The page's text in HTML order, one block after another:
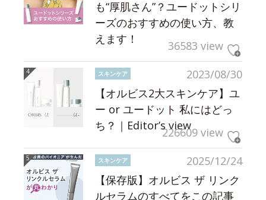
も“厚肌さん”？ユードットシリ
ーズのおすすめの使い方、教
えます！
36583 view
2023/08/30
スキンケア
【オルビス2大スキンケア】ユ
ー or ユードット 私にはどっ
ち？｜Editor’s view226609 view
2025/12/24
スキンケア
【保存版】オルビス ザ リンク
ルセラムのすべてをこの記事